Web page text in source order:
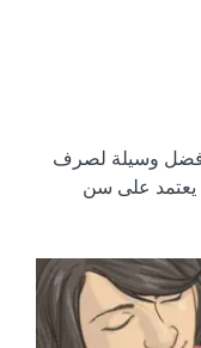
وسيلة لصرف
يعتمد على سن